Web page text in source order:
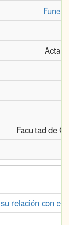
Acta
Facultad de
relación con el